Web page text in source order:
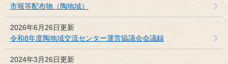
市報等配布物（陶地域）
2026年6月26日更新
令和8年度陶地域交流センター運営協議会会議録
2024年3月26日更新